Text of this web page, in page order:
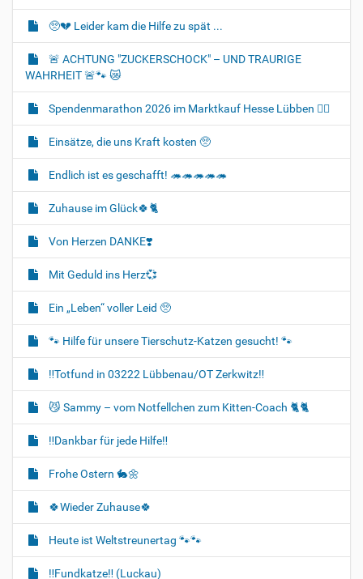
🥺💔 Leider kam die Hilfe zu spät ...
🚨 ACHTUNG "ZUCKERSCHOCK" – UND TRAURIGE
WAHRHEIT 🚨🐾 😿
Spendenmarathon 2026 im Marktkauf Hesse Lübben 👍🏻
Einsätze, die uns Kraft kosten 🥺
Endlich ist es geschafft! 🦔🦔🦔🦔🦔
Zuhause im Glück🍀🐈‍
Von Herzen DANKE❣️
Mit Geduld ins Herz💞
Ein „Leben“ voller Leid 🥺
🐾 Hilfe für unsere Tierschutz-Katzen gesucht! 🐾
‼️Totfund in 03222 Lübbenau/OT Zerkwitz‼️
😼 Sammy – vom Notfellchen zum Kitten-Coach 🐈🐈‍
‼️Dankbar für jede Hilfe‼️
Frohe Ostern 🐇🌼
🍀Wieder Zuhause🍀
Heute ist Weltstreunertag 🐾🐾
‼️Fundkatze‼️ (Luckau)